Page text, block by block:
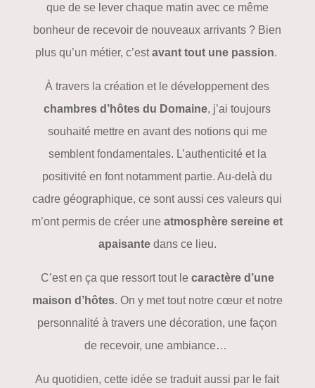
que de se lever chaque matin avec ce même
bonheur de recevoir de nouveaux arrivants ? Bien
plus qu’un métier, c’estavant tout une passion.
À travers la création et le développement des
chambres d’hôtes du Domaine, j’ai toujours
souhaité mettre en avant des notions qui me
semblent fondamentales. L’authenticité et la
positivité en font notamment partie. Au-delà du
cadre géographique, ce sont aussi ces valeurs qui
m’ont permis de créer uneatmosphère sereine et
apaisantedans ce lieu.
C’est en ça que ressort tout le caractère d’une
maison d’hôtes. On y met tout notre cœur et notre
personnalité à travers une décoration, une façon
de recevoir, une ambiance…
Au quotidien, cette idée se traduit aussi par le fait